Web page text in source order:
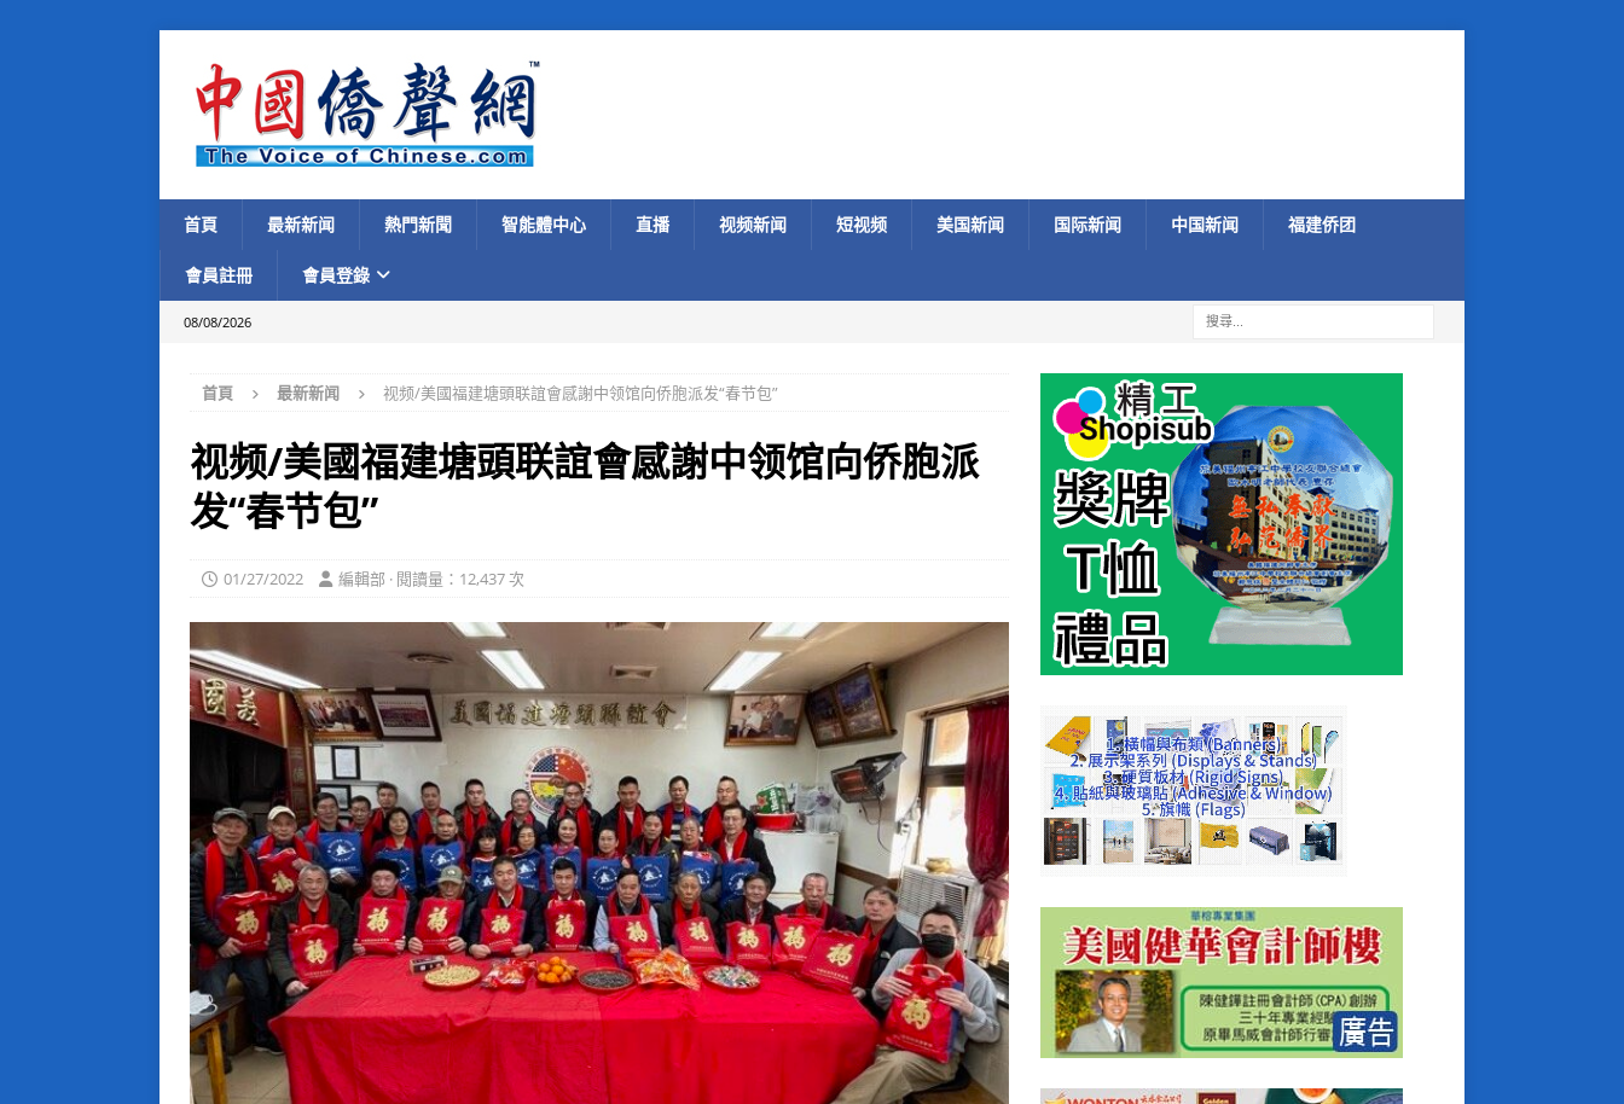
首頁 最新新闻 熱門新聞 智能體中心 直播 视频新闻 短视频 美国新闻 国际新闻 中国新闻 福建侨团
會員註冊 會員登錄
08/08/2026
首頁 最新新闻 视频/美國福建塘頭联誼會感謝中领馆向侨胞派发“春节包”
视频/美國福建塘頭联誼會感謝中领馆向侨胞派
发“春节包”
01/27/2022 編輯部 · 閱讀量：12,437 次